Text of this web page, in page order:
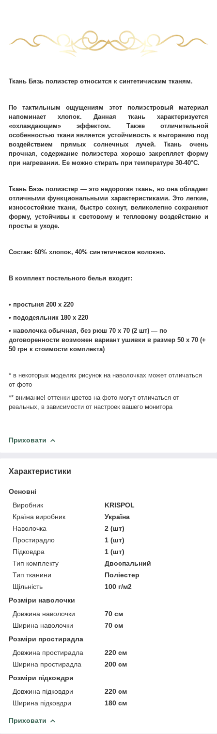
Ткань Бязь полиэстер относится к синтетичиским тканям.
По тактильным ощущениям этот полиэстровый материал
напоминает хлопок. Данная ткань характеризуется
«охлаждающим» эффектом. Также отличительной
особенностью ткани является устойчивость к выгоранию под
воздействием прямых солнечных лучей. Ткань очень
прочная, содержание полиэстера хорошо закрепляет форму
при нагревании. Ее можно стирать при температуре 30-40°C.
Ткань Бязь полиэстер ― это недорогая ткань, но она обладает
отличными функциональными характеристиками. Это легкие,
износостойкие ткани, быстро сохнут, великолепно сохраняют
форму, устойчивы к световому и тепловому воздействию и
просты в уходе.
Состав: 60% хлопок, 40% синтетическое волокно.
В комплект постельного белья входит:
• простыня 200 х 220
• пододеяльник 180 х 220
• наволочка обычная, без рюш 70 х 70 (2 шт) ― по
договоренности возможен вариант ушивки в размер 50 х 70 (+
50 грн к стоимости комплекта)
* в некоторых моделях рисунок на наволочках может отличаться
от фото
** внимание! оттенки цветов на фото могут отличаться от
реальных, в зависимости от настроек вашего монитора
Приховати
Характеристики
Основні
Виробник
KRISPOL
Країна виробник
Україна
Наволочка
2 (шт)
Простирадло
1 (шт)
Підковдра
1 (шт)
Тип комплекту
Двоспальний
Тип тканини
Поліестер
Щільність
100 г/м2
Розміри наволочки
Довжина наволочки
70 см
Ширина наволочки
70 см
Розміри простирадла
Довжина простирадла
220 см
Ширина простирадла
200 см
Розміри підковдри
Довжина підковдри
220 см
Ширина підковдри
180 см
Приховати